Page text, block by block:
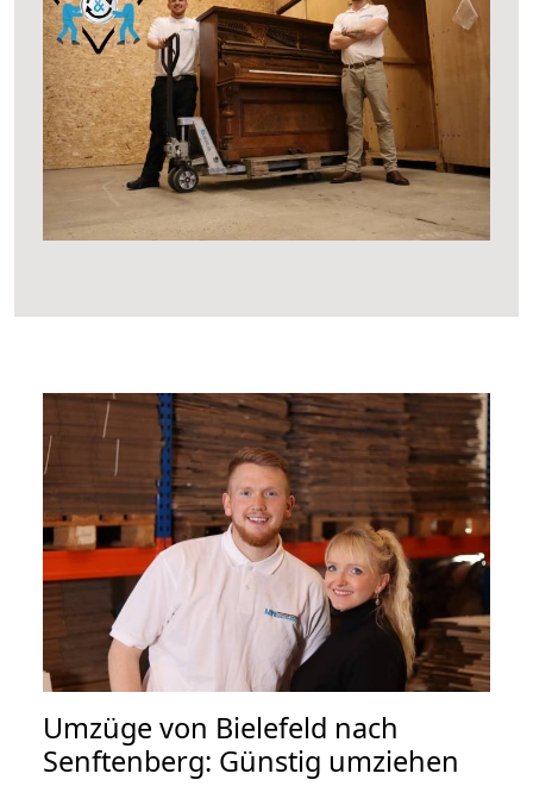
Umzüge von Bielefeld nach
Senftenberg: Günstig umziehen